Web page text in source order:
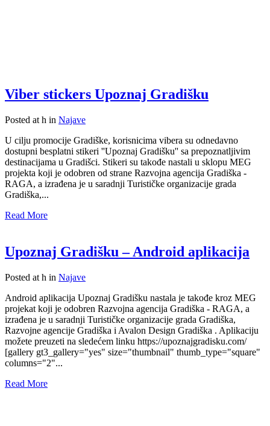
Viber stickers Upoznaj Gradišku
Posted at h in Najave
U cilju promocije Gradiške, korisnicima vibera su odnedavno
dostupni besplatni stikeri ''Upoznaj Gradišku'' sa prepoznatljivim
destinacijama u Gradišci. Stikeri su takođe nastali u sklopu MEG
projekta koji je odobren od strane Razvojna agencija Gradiška -
RAGA, a izrađena je u saradnji Turističke organizacije grada
Gradiška,...
Read More
Upoznaj Gradišku – Android aplikacija
Posted at h in Najave
Android aplikacija Upoznaj Gradišku nastala je takođe kroz MEG
projekat koji je odobren Razvojna agencija Gradiška - RAGA, a
izrađena je u saradnji Turističke organizacije grada Gradiška,
Razvojne agencije Gradiška i Avalon Design Gradiška . Aplikaciju
možete preuzeti na sledećem linku https://upoznajgradisku.com/
[gallery gt3_gallery="yes" size="thumbnail" thumb_type="square"
columns="2"...
Read More